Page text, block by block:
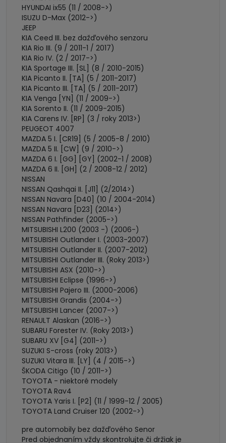
HYUNDAI ix55 (11 / 2008->)
ISUZU D-Max (2012->)
JEEP
KIA Ceed III. bez dažďového senzoru
KIA Rio III. (9 / 2011-1 / 2017)
KIA Rio IV. (2 / 2017->)
KIA Sportage III. [SL] (8 / 2010-2015)
KIA Picanto II. [TA] (5 / 2011-2017)
KIA Picanto III. [TA] (5 / 2011-2017)
KIA Venga [YN] (11 / 2009->)
KIA Sorento II. (11 / 2009-2015)
KIA Carens IV. [RP] (3 / roky 2013>)
PEUGEOT 4007
MAZDA 5 I. [CR19] (5 / 2005-8 / 2010)
MAZDA 5 II. [CW] (9 / 2010->)
MAZDA 6 I. [GG] [GY] (2002-1 / 2008)
MAZDA 6 II. [GH] (2 / 2008-12 / 2012)
NISSAN
NISSAN Qashqai II. [J11] (2/2014>)
NISSAN Navara [D40] (10 / 2004-2014)
NISSAN Navara [D23] (2014>)
NISSAN Pathfinder (2005->)
MITSUBISHI L200 (2003 -) (2006-)
MITSUBISHI Outlander I. (2003-2007)
MITSUBISHI Outlander II. (2007-2012)
MITSUBISHI Outlander III. (Roky 2013>)
MITSUBISHI ASX (2010->)
MITSUBISHI Eclipse (1996->)
MITSUBISHI Pajero III. (2000-2006)
MITSUBISHI Grandis (2004->)
MITSUBISHI Lancer (2007->)
RENAULT Alaskan (2016->)
SUBARU Forester IV. (Roky 2013>)
SUBARU XV [G4] (2011->)
SUZUKI S-cross (roky 2013>)
SUZUKI Vitara III. [LY] (4 / 2015->)
ŠKODA Citigo (10 / 2011->)
TOYOTA - niektoré modely
TOYOTA Rav4
TOYOTA Yaris I. [P2] (11 / 1999-12 / 2005)
TOYOTA Land Cruiser 120 (2002->)
pre automobily bez dažďového Senor
Pred objednaním vždy skontrolujte či držiak je